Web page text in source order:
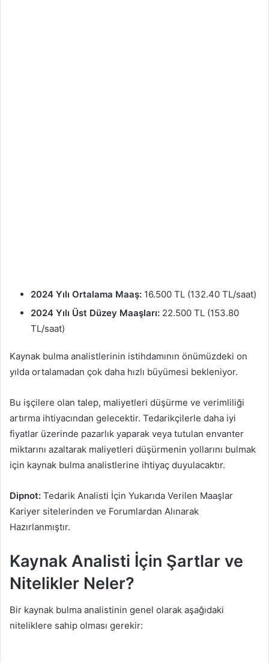
2024 Yılı Ortalama Maaş: 16.500 TL (132.40 TL/saat)
2024 Yılı Üst Düzey Maaşları: 22.500 TL (153.80
TL/saat)
Kaynak bulma analistlerinin istihdamının önümüzdeki on
yılda ortalamadan çok daha hızlı büyümesi bekleniyor.
Bu işçilere olan talep, maliyetleri düşürme ve verimliliği
artırma ihtiyacından gelecektir. Tedarikçilerle daha iyi
fiyatlar üzerinde pazarlık yaparak veya tutulan envanter
miktarını azaltarak maliyetleri düşürmenin yollarını bulmak
için kaynak bulma analistlerine ihtiyaç duyulacaktır.
Dipnot: Tedarik Analisti İçin Yukarıda Verilen Maaşlar
Kariyer sitelerinden ve Forumlardan Alınarak
Hazırlanmıştır.
Kaynak Analisti İçin Şartlar ve
Nitelikler Neler?
Bir kaynak bulma analistinin genel olarak aşağıdaki
niteliklere sahip olması gerekir: